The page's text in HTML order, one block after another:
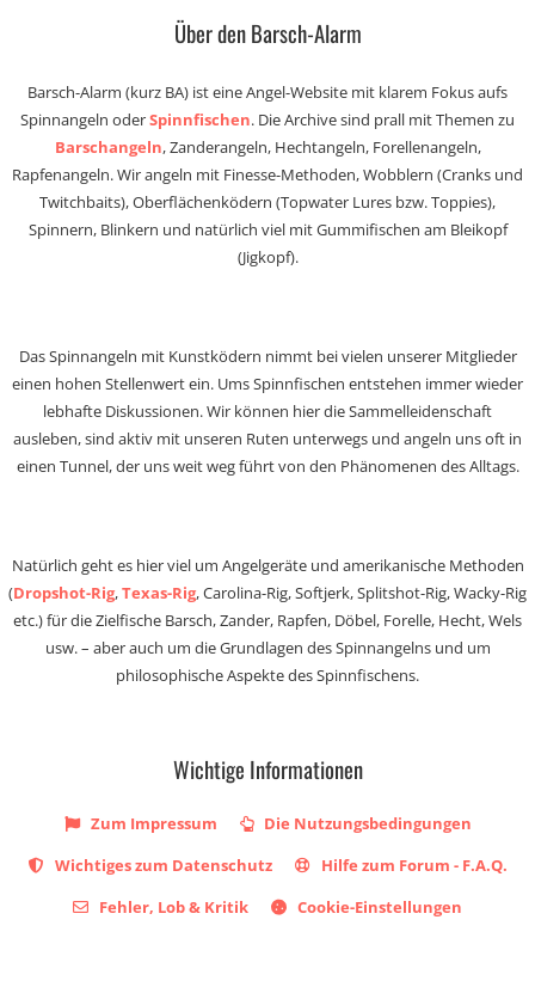
Über den Barsch-Alarm
Barsch-Alarm (kurz BA) ist eine Angel-Website mit klarem Fokus aufs
Spinnangeln oderSpinnfischen. Die Archive sind prall mit Themen zu
Barschangeln, Zanderangeln, Hechtangeln, Forellenangeln,
Rapfenangeln. Wir angeln mit Finesse-Methoden, Wobblern (Cranks und
Twitchbaits), Oberflächenködern (Topwater Lures bzw. Toppies),
Spinnern, Blinkern und natürlich viel mit Gummifischen am Bleikopf
(Jigkopf).
Das Spinnangeln mit Kunstködern nimmt bei vielen unserer Mitglieder
einen hohen Stellenwert ein. Ums Spinnfischen entstehen immer wieder
lebhafte Diskussionen. Wir können hier die Sammelleidenschaft
ausleben, sind aktiv mit unseren Ruten unterwegs und angeln uns oft in
einen Tunnel, der uns weit weg führt von den Phänomenen des Alltags.
Natürlich geht es hier viel um Angelgeräte und amerikanische Methoden
(Dropshot-Rig,Texas-Rig, Carolina-Rig, Softjerk, Splitshot-Rig, Wacky-Rig
etc.) für die Zielfische Barsch, Zander, Rapfen, Döbel, Forelle, Hecht, Wels
usw. – aber auch um die Grundlagen des Spinnangelns und um
philosophische Aspekte des Spinnfischens.
Wichtige Informationen
Zum Impressum
Die Nutzungsbedingungen
Wichtiges zum Datenschutz
Hilfe zum Forum - F.A.Q.
Fehler, Lob & Kritik
Cookie-Einstellungen